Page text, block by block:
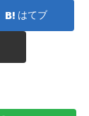
はてブ